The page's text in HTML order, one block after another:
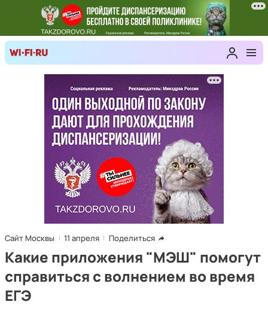
Сайт Москвы 11 апреля Поделиться
Какие приложения "МЭШ" помогут
справиться с волнением во время
ЕГЭ